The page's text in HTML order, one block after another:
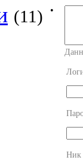
(11) •
Ник